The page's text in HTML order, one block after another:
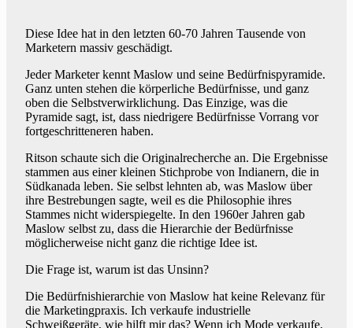
Diese Idee hat in den letzten 60-70 Jahren Tausende von
Marketern massiv geschädigt.
Jeder Marketer kennt Maslow und seine Bedürfnispyramide.
Ganz unten stehen die körperliche Bedürfnisse, und ganz
oben die Selbstverwirklichung. Das Einzige, was die
Pyramide sagt, ist, dass niedrigere Bedürfnisse Vorrang vor
fortgeschritteneren haben.
Ritson schaute sich die Originalrecherche an. Die Ergebnisse
stammen aus einer kleinen Stichprobe von Indianern, die in
Südkanada leben. Sie selbst lehnten ab, was Maslow über
ihre Bestrebungen sagte, weil es die Philosophie ihres
Stammes nicht widerspiegelte. In den 1960er Jahren gab
Maslow selbst zu, dass die Hierarchie der Bedürfnisse
möglicherweise nicht ganz die richtige Idee ist.
Die Frage ist, warum ist das Unsinn?
Die Bedürfnishierarchie von Maslow hat keine Relevanz für
die Marketingpraxis. Ich verkaufe industrielle
Schweißgeräte, wie hilft mir das? Wenn ich Mode verkaufe,